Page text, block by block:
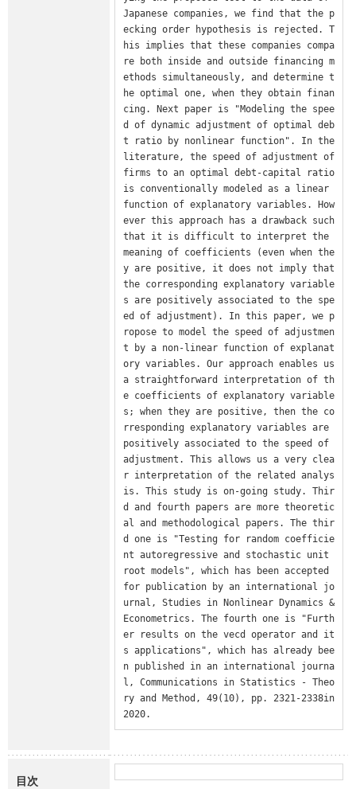
Japanese companies, we find that the p
ecking order hypothesis is rejected. T
his implies that these companies compa
re both inside and outside financing m
ethods simultaneously, and determine t
he optimal one, when they obtain finan
cing. Next paper is "Modeling the spee
d of dynamic adjustment of optimal deb
t ratio by nonlinear function". In the
literature, the speed of adjustment of
firms to an optimal debt-capital ratio
is conventionally modeled as a linear
function of explanatory variables. How
ever this approach has a drawback such
that it is difficult to interpret the
meaning of coefficients (even when the
y are positive, it does not imply that
the corresponding explanatory variable
s are positively associated to the spe
ed of adjustment). In this paper, we p
ropose to model the speed of adjustmen
t by a non-linear function of explanat
ory variables. Our approach enables us
a straightforward interpretation of th
e coefficients of explanatory variable
s; when they are positive, then the co
rresponding explanatory variables are
positively associated to the speed of
adjustment. This allows us a very clea
r interpretation of the related analys
is. This study is on-going study. Thir
d and fourth papers are more theoretic
al and methodological papers. The thir
d one is "Testing for random coefficie
nt autoregressive and stochastic unit
root models", which has been accepted
for publication by an international jo
urnal, Studies in Nonlinear Dynamics &
Econometrics. The fourth one is "Furth
er results on the vecd operator and it
s applications", which has already bee
n published in an international journa
l, Communications in Statistics - Theo
ry and Method, 49(10), pp. 2321-2338in
2020.
目次